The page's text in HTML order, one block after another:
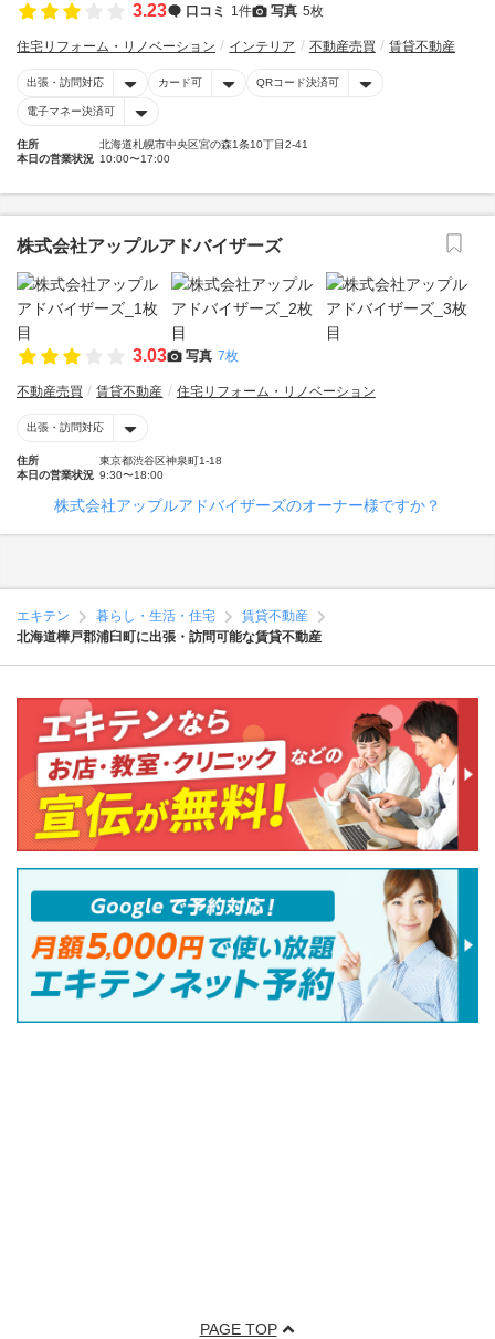
3.23 口コミ 1件 写真 5枚
住宅リフォーム・リノベーション インテリア 不動産売買 賃貸不動産
出張・訪問対応 カード可 QRコード決済可
電子マネー決済可
住所
北海道札幌市中央区宮の森1条10丁目2-41
本日の営業状況 10:00〜17:00
株式会社アップルアドバイザーズ
3.03 写真 7枚
不動産売買 賃貸不動産 住宅リフォーム・リノベーション
出張・訪問対応
住所
東京都渋谷区神泉町1-18
本日の営業状況 9:30〜18:00
株式会社アップルアドバイザーズのオーナー様ですか？
エキテン 暮らし・生活・住宅
賃貸不動産
北海道樺戸郡浦臼町に出張・訪問可能な賃貸不動産
PAGE TOP